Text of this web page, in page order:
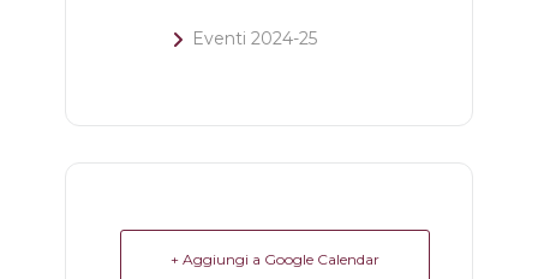
Eventi 2024-25
+ Aggiungi a Google Calendar